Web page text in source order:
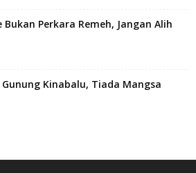
Bukan Perkara Remeh, Jangan Alih
Kinabalu, Tiada Mangsa